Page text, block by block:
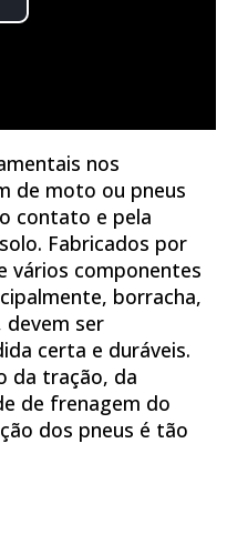
nos
de moto ou pneus
contato e pela
Fabricados por
vários componentes
borracha,
devem ser
certa e duráveis.
da tração, da
de frenagem do
dos pneus é tão